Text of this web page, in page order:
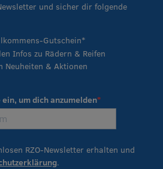
und sicher dir folgende
Gutschein*
Infos zu Rädern & Reifen
& Aktionen
um dich anzumelden
RZO-Newsletter erhalten und
.